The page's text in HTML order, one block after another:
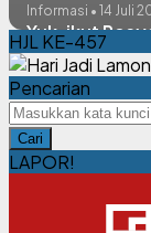
Informasi • 14 Juli
Yuk, ikut
HJL KE-457
Pencarian
Cari
LAPOR!